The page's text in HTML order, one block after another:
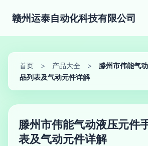
赣州运泰自动化科技有限公司
首页 > 产品大全 >
滕州市伟能气
品列表及气动元件详解
滕州市伟能气动液压元件
表及气动元件详解